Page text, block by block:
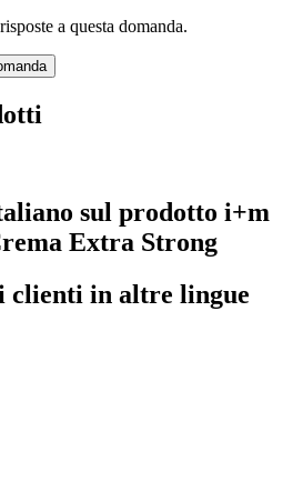
a questa domanda.
sul prodotto i+m
Extra Strong
clienti in altre lingue